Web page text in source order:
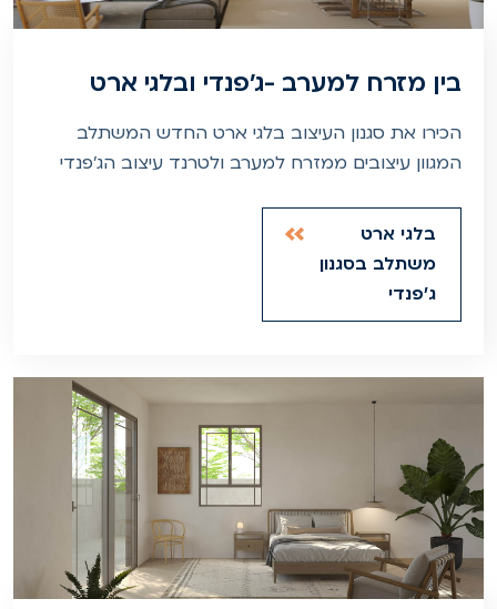
בין מזרח למערב -ג'פנדי ובלגי ארט
הכירו את סגנון העיצוב בלגי ארט החדש המשתלב
המגוון עיצובים ממזרח למערב ולטרנד עיצוב הג'פנדי
בלגי ארט
משתלב בסגנון
ג'פנדי